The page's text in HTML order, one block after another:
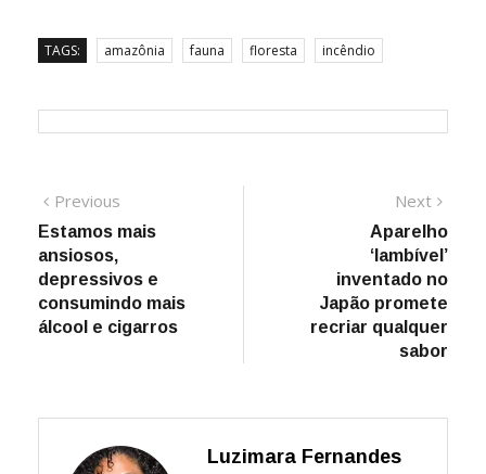
TAGS: amazônia fauna floresta incêndio
Navegação
de
Post
Previous
post:
Estamos mais
ansiosos,
depressivos e
consumindo mais
álcool e cigarros
Next
post:
Aparelho
‘lambível’
inventado no
Japão promete
recriar qualquer
sabor
Luzimara Fernandes